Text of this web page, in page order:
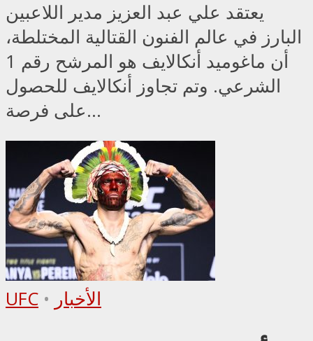
يعتقد علي عبد العزيز مدير اللاعبين
البارز في عالم الفنون القتالية المختلطة،
أن ماغوميد أنكالايف هو المرشح رقم 1
الشرعي. وتم تجاوز أنكالايف للحصول
على فرصة...
UFC • الأخبار